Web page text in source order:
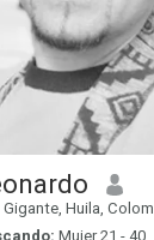
Gigante, Huila, Colombia
Mujer 21 - 40